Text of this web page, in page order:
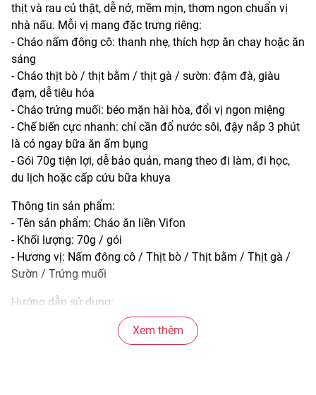
thịt và rau củ thật, dễ nở, mềm mịn, thơm ngon chuẩn vị
nhà nấu. Mỗi vị mang đặc trưng riêng:
- Cháo nấm đông cô: thanh nhẹ, thích hợp ăn chay hoặc ăn
sáng
- Cháo thịt bò / thịt bằm / thịt gà / sườn: đậm đà, giàu
đạm, dễ tiêu hóa
- Cháo trứng muối: béo mặn hài hòa, đổi vị ngon miệng
- Chế biến cực nhanh: chỉ cần đổ nước sôi, đậy nắp 3 phút
là có ngay bữa ăn ấm bụng
- Gói 70g tiện lợi, dễ bảo quản, mang theo đi làm, đi học,
du lịch hoặc cấp cứu bữa khuya
Thông tin sản phẩm:
- Tên sản phẩm: Cháo ăn liền Vifon
- Khối lượng: 70g / gói
- Hương vị: Nấm đông cô / Thịt bò / Thịt bằm / Thịt gà /
Sườn / Trứng muối
Hướng dẫn sử dụng:
- Cho cháo và gói gia vị vào tô
- Chế 350ml nước sôi, đậy nắp 3 phút, trộn đều và dùng
Xem thêm